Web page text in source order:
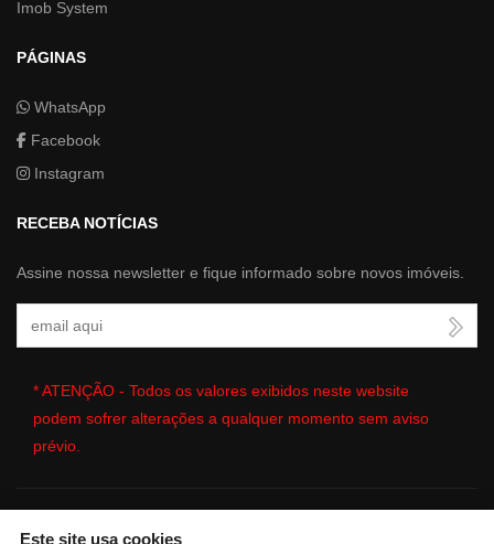
Imob System
PÁGINAS
WhatsApp
Facebook
Instagram
RECEBA NOTÍCIAS
Assine nossa newsletter e fique informado sobre novos imóveis.
* ATENÇÃO - Todos os valores exibidos neste website
podem sofrer alterações a qualquer momento sem aviso
prévio.
Este site usa cookies